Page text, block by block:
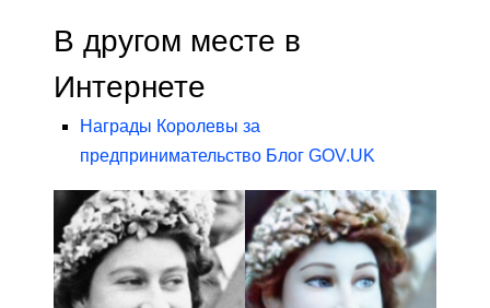
В другом месте в
Интернете
Награды Королевы за
предпринимательство Блог GOV.UK